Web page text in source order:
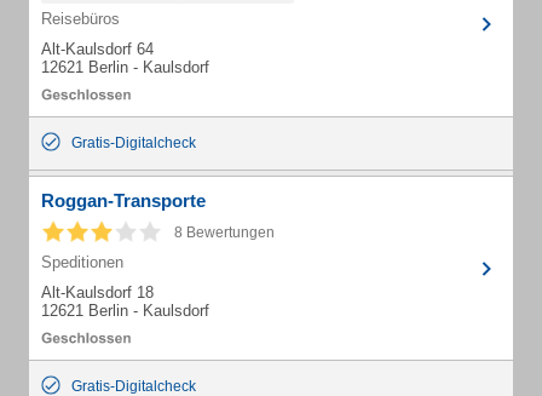
Reisebüros
Alt-Kaulsdorf 64
12621 Berlin - Kaulsdorf
Gratis-Digitalcheck
Roggan-Transporte
8 Bewertungen
Speditionen
Alt-Kaulsdorf 18
12621 Berlin - Kaulsdorf
Gratis-Digitalcheck